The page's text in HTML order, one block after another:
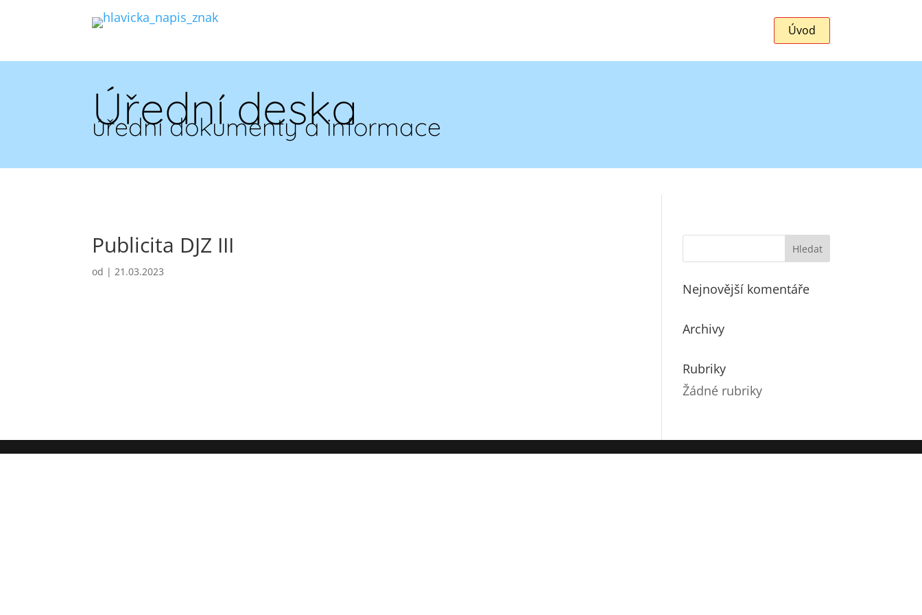
Úvod
Úřední deska
úřední dokumenty a informace
Publicita DJZ III
od |21.03.2023
Nejnovější komentáře
Archivy
Rubriky
Žádné rubriky